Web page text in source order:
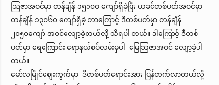
သြဇာအဝင်မှာ တန်ချိန် ၁၅၁၀ဝ ကျော်ရှိခဲ့ပြီး ယခင်တစ်ပတ်အဝင်မှာ
တန်ချိန် ၁၃၀၆၀ ကျော်ရှိခဲ့ တာကြောင့် ဒီတစ်ပတ်မှာ တန်ချိန်
၂၀၅၀ကျော် အဝင်လျော့ခဲ့တယ်လို့ သိရပါ တယ်။ ဒါကြောင့် ဒီတစ်
ပတ်မှာ ရေကြောင်း ရောနယ်စပ်လမ်းမှပါ မြေသြဇာအဝင် လျော့ခဲ့ပါ
တယ်။
မော်လမြိုင်ဈေးကွက်မှာ ဒီတစ်ပတ်ရောင်းအား ပြန်တက်လာတယ်လို့